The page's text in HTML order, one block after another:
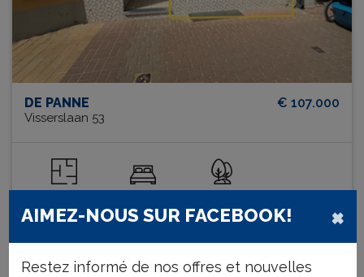
€ 107.000
DE PANNE
Visserslaan 53
×
AIMEZ-NOUS SUR FACEBOOK!
Restez informé de nos offres et nouvelles